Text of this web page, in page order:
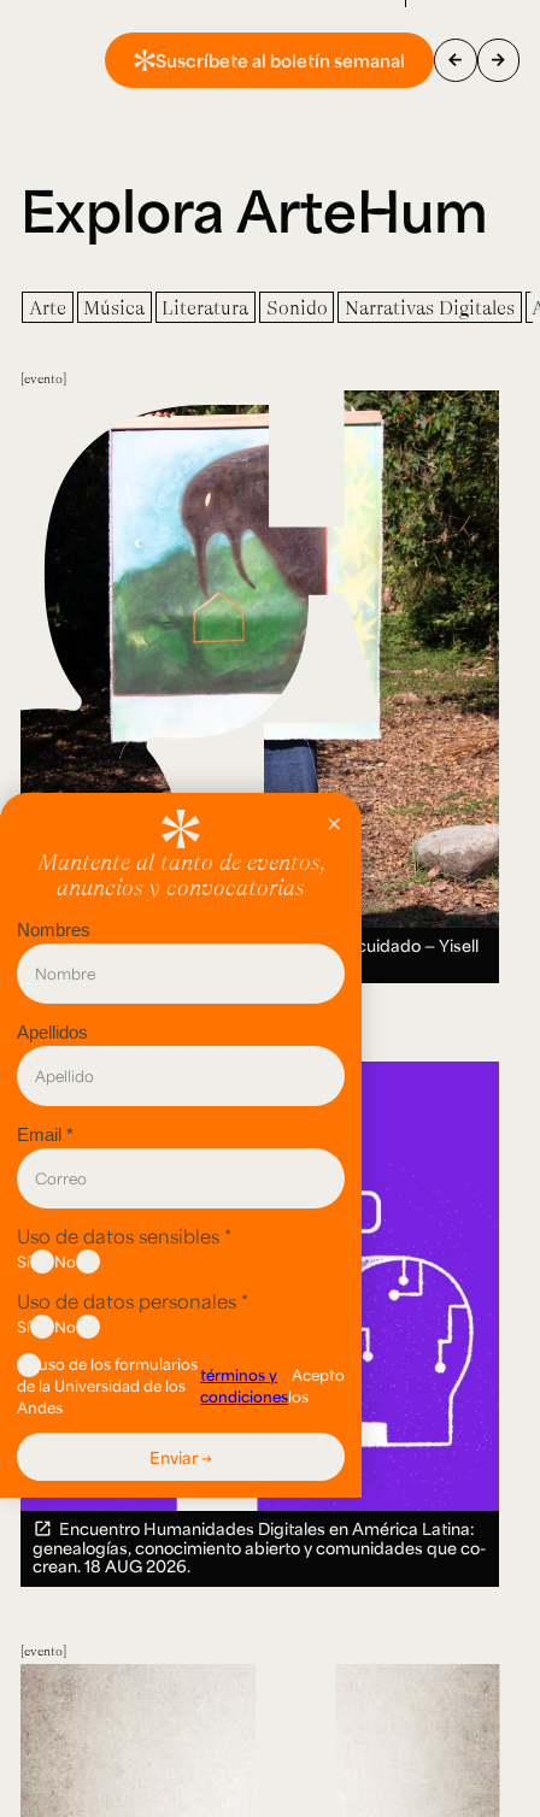
Suscríbete al boletín semanal arrow_back arrow_forward
Explora ArteHum
Arte Música Literatura Sonido Narrativas Digitales
evento
Entre el valle y la montaña: Recorridos del cuidado — Yisell
Tsoi.
12 AUG 2026 ― 11 SEP 2026.
evento
Encuentro Humanidades Digitales en América Latina:
genealogías, conocimiento abierto y comunidades que co-
crean.18 AUG 2026.
evento